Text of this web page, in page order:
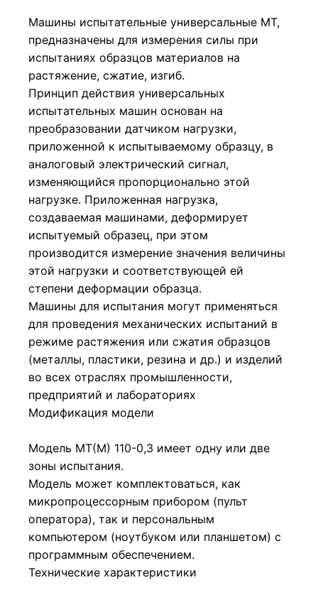
Машины испытательные универсальные МТ,
предназначены для измерения силы при
испытаниях образцов материалов на
растяжение, сжатие, изгиб.
Принцип действия универсальных
испытательных машин основан на
преобразовании датчиком нагрузки,
приложенной к испытываемому образцу, в
аналоговый электрический сигнал,
изменяющийся пропорционально этой
нагрузке. Приложенная нагрузка,
создаваемая машинами, деформирует
испытуемый образец, при этом
производится измерение значения величины
этой нагрузки и соответствующей ей
степени деформации образца.
Машины для испытания могут применяться
для проведения механических испытаний в
режиме растяжения или сжатия образцов
(металлы, пластики, резина и др.) и изделий
во всех отраслях промышленности,
предприятий и лабораториях
Модификация модели
Модель МТ(М) 110-0,3 имеет одну или две
зоны испытания.
Модель может комплектоваться, как
микропроцессорным прибором (пульт
оператора), так и персональным
компьютером (ноутбуком или планшетом) с
программным обеспечением.
Технические характеристики